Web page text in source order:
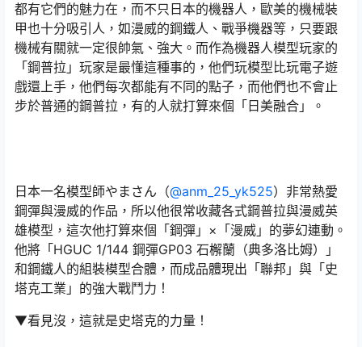
都有它們的魅力在，而不只日本的機器人，歐美的機械裝
甲也十分吸引人，如漫威的鋼鐵人、戰爭機器等，只要跟
機械有關就一定很帥氣、強大。而作為機器人模型玩家的
「鋼普拉」玩家是最懂這種事的，他們玩模型比玩電子遊
戲還上手，他們每次都能有不同的點子，而他們也不會止
步於普通的鋼普拉，有的人就打算來個「日美融合」。
日本一名模型師やまさん（@anm_25_yk525）非常熱愛
鋼彈與漫威的作品，所以他很常收藏各式鋼普拉與漫威英
雄模型，這次他打算來個「鋼彈」×「漫威」的夢幻連動。
他將「HGUC 1/144 鋼彈GP03 石檞蘭（典多洛比姆）」
和鋼鐵人的組裝模型合體，而成品體現出「聯邦」與「史
塔克工業」的強大戰鬥力！
▼看見沒，這就是史塔克的力量！